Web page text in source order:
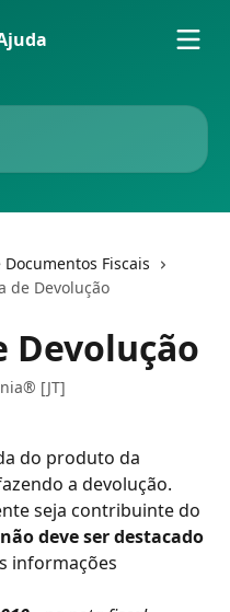
Documentos Fiscais
de Devolução
Devolução
[JT]
do produto da
a devolução.
seja contribuinte do
não deve ser destacado
informações